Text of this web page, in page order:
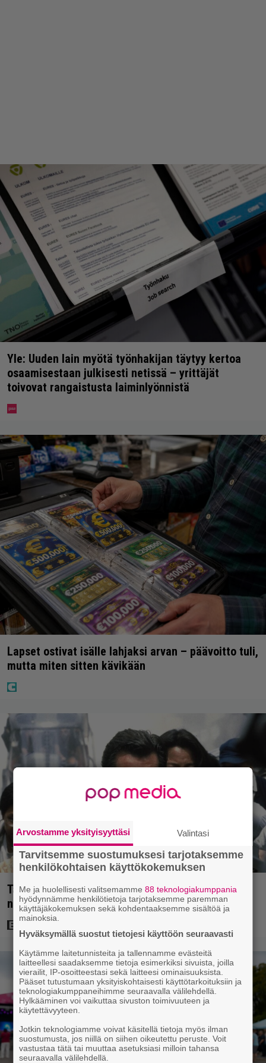
Yle: Uuden lain myötä työnhakijan täytyy kertoa
osaamisestaan julkisesti netissä – yrittäjät
toivovat rangaistusta laiminlyönnistä
Lapset ostivat isälle lahjaksi arvan – päävoitto tuli,
mutta miten sitten kävikään
Tänään tv:ssä: Vuoden 1997 Bond-leffassa
nähdään hämmenttävän nykyaikainen kännykkä
Arvostamme yksityisyyttäsi Valintasi
Tarvitsemme suostumuksesi tarjotaksemme
henkilökohtaisen käyttökokemuksen
Me ja huolellisesti valitsemamme88 teknologiakumppania
hyödynnämme henkilötietoja tarjotaksemme paremman
käyttäjäkokemuksen sekä kohdentaaksemme sisältöä ja
mainoksia.
Hyväksymällä suostut tietojesi käyttöön seuraavasti
Käytämme laitetunnisteita ja tallennamme evästeitä
laitteellesi saadaksemme tietoja esimerkiksi sivuista, joilla
vierailit, IP-osoitteestasi sekä laitteesi ominaisuuksista.
Pääset tutustumaan yksityiskohtaisesti käyttötarkoituksiin ja
teknologiakumppaneihimme seuraavalla välilehdellä.
Hylkääminen voi vaikuttaa sivuston toimivuuteen ja
käytettävyyteen.
Jotkin teknologiamme voivat käsitellä tietoja myös ilman
suostumusta, jos niillä on siihen oikeutettu peruste. Voit
vastustaa tätä tai muuttaa asetuksiasi milloin tahansa
seuraavalla välilehdellä.